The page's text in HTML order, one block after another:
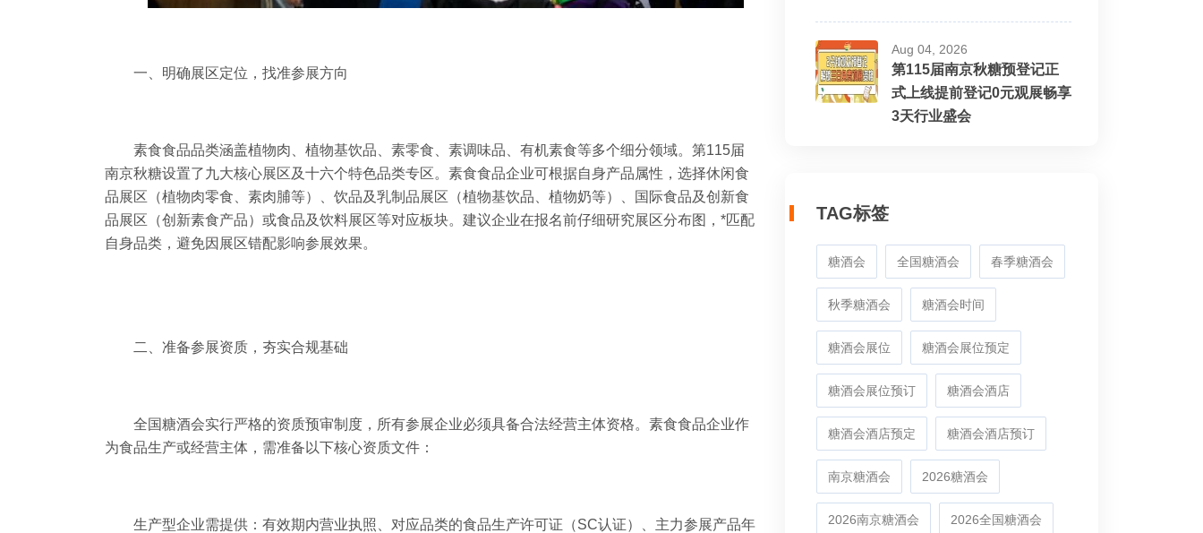
一、明确展区定位，找准参展方向
素食食品品类涵盖植物肉、植物基饮品、素零食、素调味品、有机素食等多个细分领域。第115届
南京秋糖设置了九大核心展区及十六个特色品类专区。素食食品企业可根据自身产品属性，选择休闲食
品展区（植物肉零食、素肉脯等）、饮品及乳制品展区（植物基饮品、植物奶等）、国际食品及创新食
品展区（创新素食产品）或食品及饮料展区等对应板块。建议企业在报名前仔细研究展区分布图，*匹配
自身品类，避免因展区错配影响参展效果。
二、准备参展资质，夯实合规基础
全国糖酒会实行严格的资质预审制度，所有参展企业必须具备合法经营主体资格。素食食品企业作
为食品生产或经营主体，需准备以下核心资质文件：
生产型企业需提供：有效期内营业执照、对应品类的食品生产许可证（SC认证）、主力参展产品年
Aug 04, 2026
第115届南京秋糖预登记正
式上线提前登记0元观展畅享
3天行业盛会
TAG标签
糖酒会 全国糖酒会 春季糖酒会
秋季糖酒会 糖酒会时间
糖酒会展位 糖酒会展位预定
糖酒会展位预订 糖酒会酒店
糖酒会酒店预定 糖酒会酒店预订
南京糖酒会 2026糖酒会
2026南京糖酒会 2026全国糖酒会